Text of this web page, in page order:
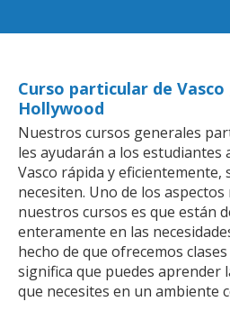
Curso particular de
Hollywood
Nuestros cursos generales
les ayudarán a los estudiantes
Vasco rápida y eficientemente,
necesiten. Uno de los
nuestros cursos es que están
enteramente en las
hecho de que ofrecemos
significa que puedes aprender
que necesites en un ambiente